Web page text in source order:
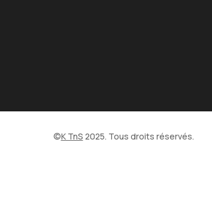
©K TnS 2025. Tous droits réservés.